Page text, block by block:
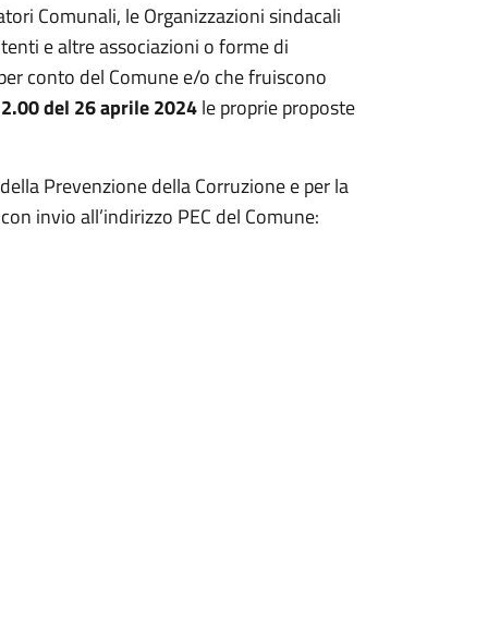
Comunali, le Organizzazioni sindacali
e altre associazioni o forme di
conto del Comune e/o che fruiscono
del 26 aprile 2024le proprie proposte
Prevenzione della Corruzione e per la
invio all’indirizzo PEC del Comune: